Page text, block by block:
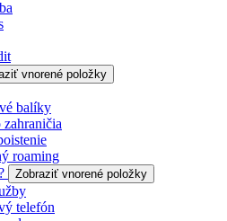
vnorené položky
balíky
roaming
Zobraziť vnorené položky
telefón